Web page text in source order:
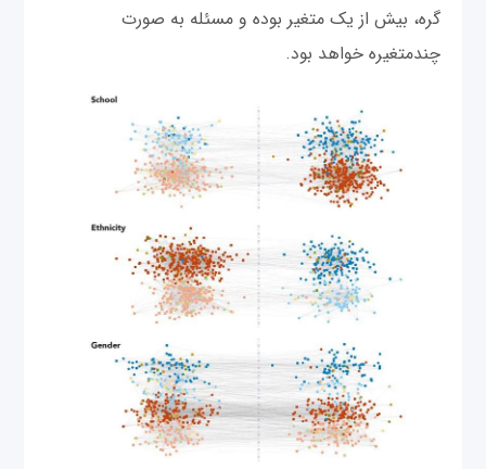
گره، بیش از یک متغیر بوده و مسئله به صورت
چند‌متغیره خواهد بود.